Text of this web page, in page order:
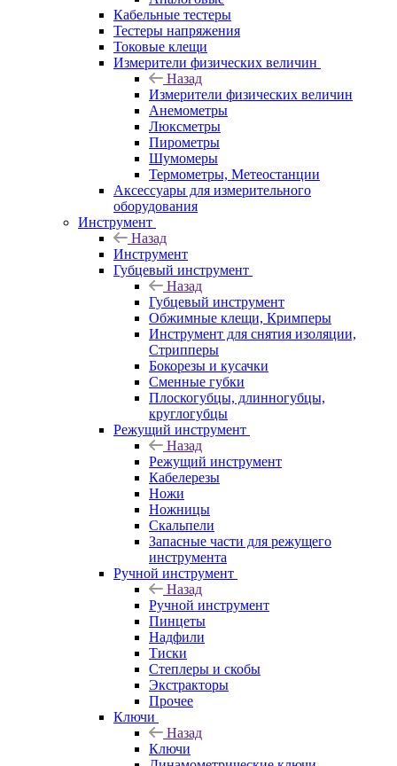
Кабельные тестеры
Тестеры напряжения
Токовые клещи
Измерители физических величин
Назад
Измерители физических величин
Анемометры
Люксметры
Пирометры
Шумомеры
Термометры, Метеостанции
Аксессуары для измерительного
оборудования
Инструмент
Назад
Инструмент
Губцевый инструмент
Назад
Губцевый инструмент
Обжимные клещи, Кримперы
Инструмент для снятия изоляции,
Стрипперы
Бокорезы и кусачки
Сменные губки
Плоскогубцы, длинногубцы,
круглогубцы
Режущий инструмент
Назад
Режущий инструмент
Кабелерезы
Ножи
Ножницы
Скальпели
Запасные части для режущего
инструмента
Ручной инструмент
Назад
Ручной инструмент
Пинцеты
Надфили
Тиски
Степлеры и скобы
Экстракторы
Прочее
Ключи
Назад
Ключи